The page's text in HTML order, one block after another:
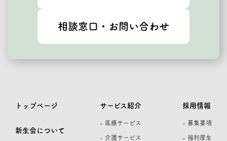
相談窓口・お問い合わせ
トップページ
新生会について
サービス紹介
- 医療サービス
- 介護サービス
採用情報
- 募集要項
- 福利厚生